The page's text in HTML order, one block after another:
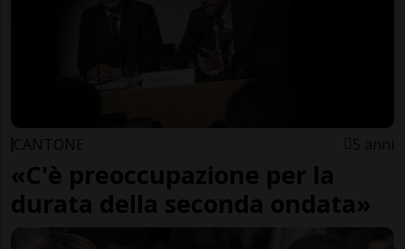
CANTONE 5 anni
«C'è preoccupazione per la
durata della seconda ondata»